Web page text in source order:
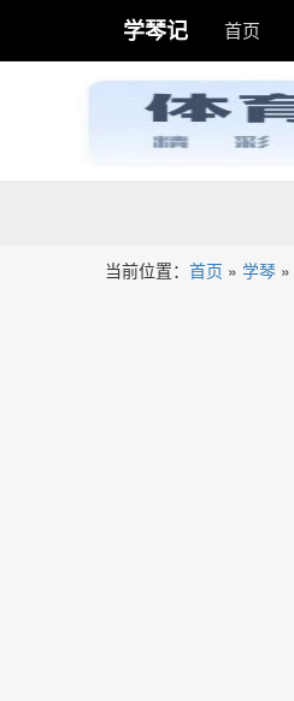
学琴记 首页
当前位置： 首页 » 学琴 »